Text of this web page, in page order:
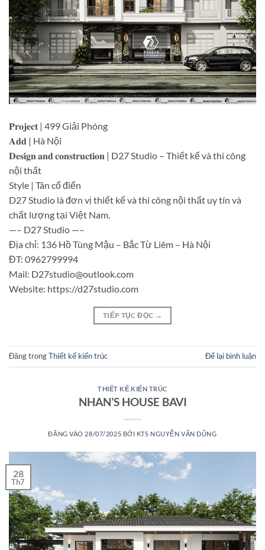
𝐏𝐫𝐨𝐣𝐞𝐜𝐭 | 499 Giải Phóng
𝐀𝐝𝐝 | Hà Nội
𝐃𝐞𝐬𝐢𝐠𝐧 𝐚𝐧𝐝 𝐜𝐨𝐧𝐬𝐭𝐫𝐮𝐜𝐭𝐢𝐨𝐧 | D27 Studio – Thiết kế và thi công
nội thất
Style | Tân cổ điển
D27 Studio là đơn vị thiết kế và thi công nội thất uy tín và
chất lượng tại Việt Nam.
—– D27 Studio —–
Địa chỉ: 136 Hồ Tùng Mậu – Bắc Từ Liêm – Hà Nội
ĐT: 0962799994
Mail: D27studio@outlook.com
Website: https://d27studio.com
TIẾP TỤC ĐỌC →
Đăng trongThiết kế kiến trúc Để lại bình luận
THIẾT KẾ KIẾN TRÚC
NHAN’S HOUSE BAVI
ĐĂNG VÀO 28/07/2025 BỞI KTS NGUYỄN VĂN DŨNG
28
Th7